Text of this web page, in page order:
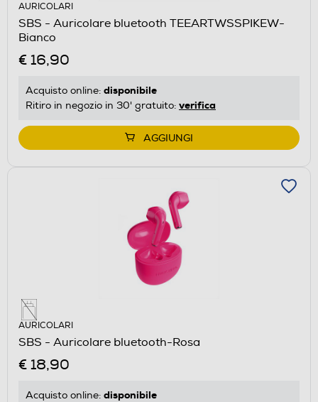
AURICOLARI
SBS - Auricolare bluetooth TEEARTWSSPIKEW-
Bianco
€ 16,90
Acquisto online: disponibile
Ritiro in negozio in 30' gratuito: verifica
AGGIUNGI
AURICOLARI
SBS - Auricolare bluetooth-Rosa
€ 18,90
Acquisto online: disponibile